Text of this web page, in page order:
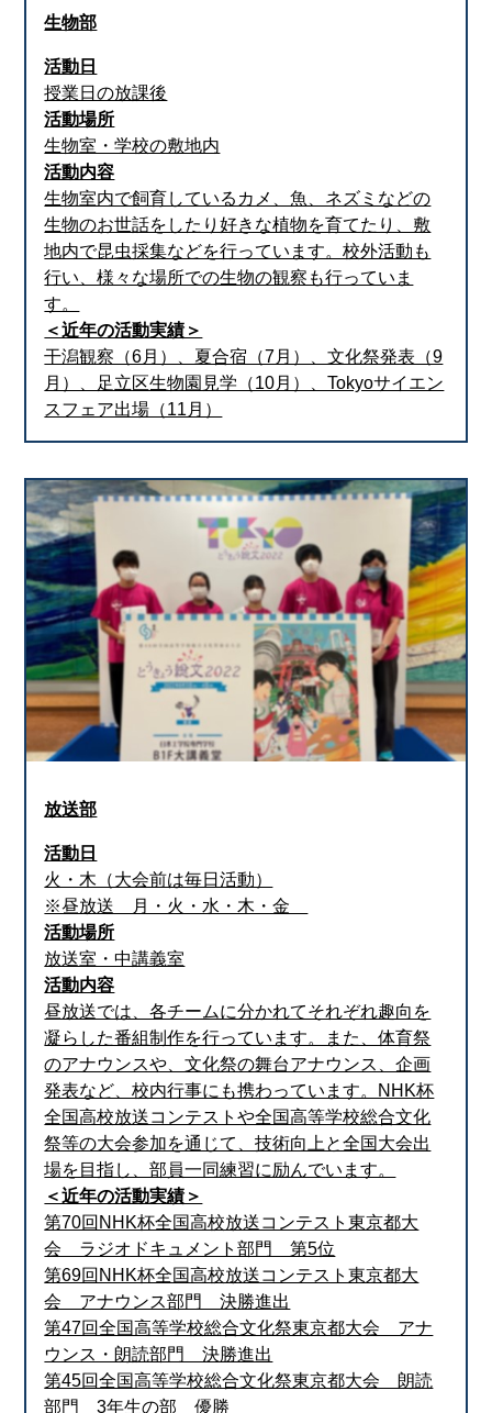
生物部
活動日
授業日の放課後
活動場所
生物室・学校の敷地内
活動内容
生物室内で飼育しているカメ、魚、ネズミなどの
生物のお世話をしたり好きな植物を育てたり、敷
地内で昆虫採集などを行っています。校外活動も
行い、様々な場所での生物の観察も行っていま
す。
＜近年の活動実績＞
干潟観察（6月）、夏合宿（7月）、文化祭発表（9
月）、足立区生物園見学（10月）、Tokyoサイエン
スフェア出場（11月）
放送部
活動日
火・木（大会前は毎日活動）
※昼放送 月・火・水・木・金
活動場所
放送室・中講義室
活動内容
昼放送では、各チームに分かれてそれぞれ趣向を
凝らした番組制作を行っています。また、体育祭
のアナウンスや、文化祭の舞台アナウンス、企画
発表など、校内行事にも携わっています。NHK杯
全国高校放送コンテストや全国高等学校総合文化
祭等の大会参加を通じて、技術向上と全国大会出
場を目指し、部員一同練習に励んでいます。
＜近年の活動実績＞
第70回NHK杯全国高校放送コンテスト東京都大
会 ラジオドキュメント部門 第5位
第69回NHK杯全国高校放送コンテスト東京都大
会 アナウンス部門 決勝進出
第47回全国高等学校総合文化祭東京都大会 アナ
ウンス・朗読部門 決勝進出
第45回全国高等学校総合文化祭東京都大会 朗読
部門 3年生の部 優勝